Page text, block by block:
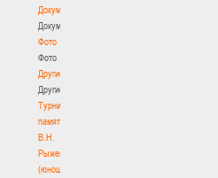
Документы
Документы
Фото
Фото
Другие
Другие
Турнир
памяти
В.Н.
Рыженкова
(юноши)